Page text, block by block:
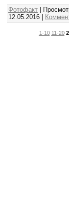
Фотофакт |
12.05.2016 |
1-10 11-20